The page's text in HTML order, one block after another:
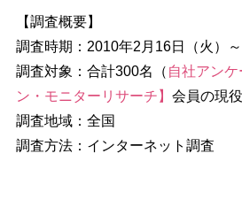
【調査概要】
調査時期：2010年2月16日（火）～
調査対象：合計300名（ 自社アン
ン・モニターリサーチ】 会員の現
調査地域：全国
調査方法：インターネット調査